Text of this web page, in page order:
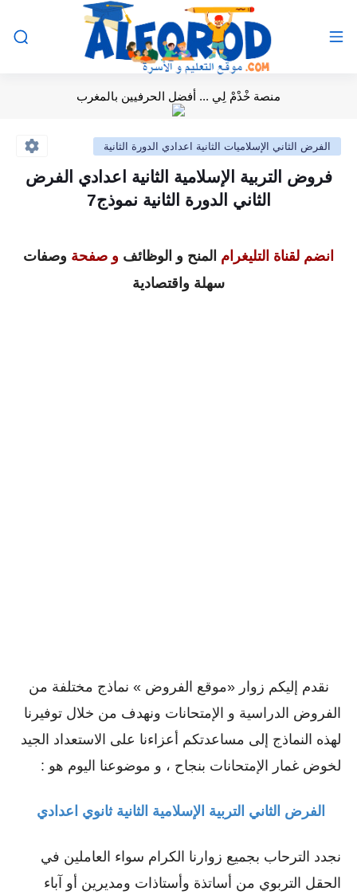
منصة خْدْمْ لِي ... أفضل الحرفيين بالمغرب
الفرض الثاني الإسلاميات الثانية اعدادي الدورة الثانية
فروض التربية الإسلامية الثانية اعدادي الفرض
الثاني الدورة الثانية نموذج7
انضم لقناة التليغرام المنح و الوظائف و صفحة وصفات
سهلة واقتصادية
نقدم إليكم زوار «موقع الفروض » نماذج مختلفة من
الفروض الدراسية و الإمتحانات ونهدف من خلال توفيرنا
لهذه النماذج إلى مساعدتكم أعزاءنا على الاستعداد الجيد
لخوض غمار الإمتحانات بنجاح ، و موضوعنا اليوم هو :
الفرض الثاني التربية الإسلامية الثانية ثانوي اعدادي
نجدد الترحاب بجميع زوارنا الكرام سواء العاملين في
الحقل التربوي من أساتذة وأستاذات ومديرين أو ﺁباء